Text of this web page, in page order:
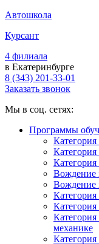
Автошкола
Курсант
4 филиала
в Екатеринбурге
8 (343) 201-33-01
Заказать звонок
Мы в соц. сетях:
Программы
механике